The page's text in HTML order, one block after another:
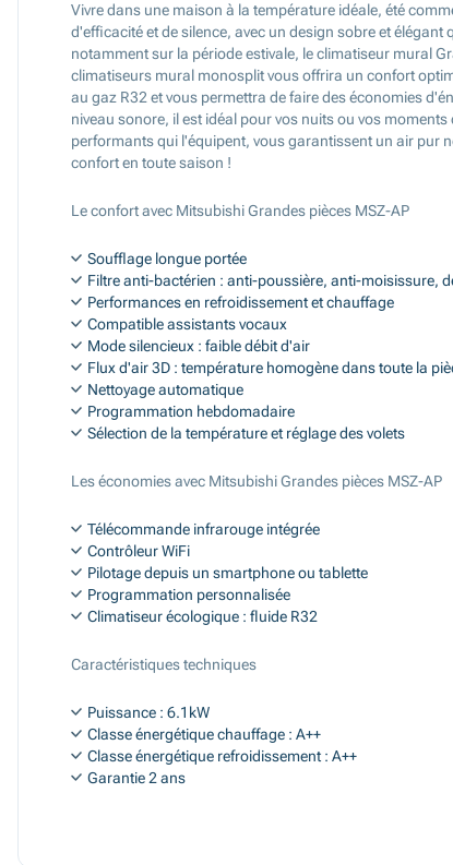
Vivre dans une maison à la température idéale, été
d'efficacité et de silence, avec un design sobre et
notamment sur la période estivale, le climatiseur mural
climatiseurs mural monosplit vous offrira un confort
au gaz R32 et vous permettra de faire des économies
niveau sonore, il est idéal pour vos nuits ou vos
performants qui l'équipent, vous garantissent un air pur
confort en toute saison !
Le confort avec Mitsubishi Grandes pièces MSZ-AP
Soufflage longue portée
Filtre anti-bactérien : anti-poussière, anti-moisissure,
Performances en refroidissement et chauffage
Compatible assistants vocaux
Mode silencieux : faible débit d'air
Flux d'air 3D : température homogène dans toute la
Nettoyage automatique
Programmation hebdomadaire
Sélection de la température et réglage des volets
Les économies avec Mitsubishi Grandes pièces MSZ-AP
Télécommande infrarouge intégrée
Contrôleur WiFi
Pilotage depuis un smartphone ou tablette
Programmation personnalisée
Climatiseur écologique : fluide R32
Caractéristiques techniques
Puissance : 6.1kW
Classe énergétique chauffage : A++
Classe énergétique refroidissement : A++
Garantie 2 ans